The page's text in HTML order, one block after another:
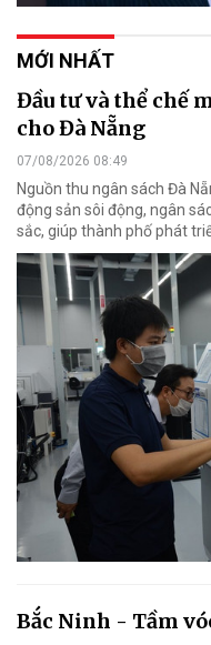
MỚI NHẤT
Đầu tư và thể chế
cho Đà Nẵng
07/08/2026 08:49
Nguồn thu ngân sách Đà
động sản sôi động, ngân
sắc, giúp thành phố phát
Bắc Ninh - Tầm